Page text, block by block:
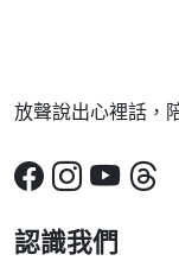
放聲說出心裡話，
認識我們